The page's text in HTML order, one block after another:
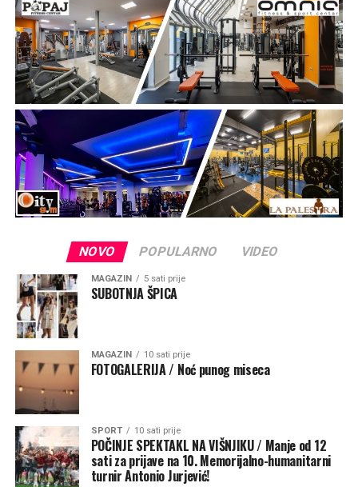
NOVO POPULARNO VIDEO
MAGAZIN 5 sati prije
SUBOTNJA ŠPICA
MAGAZIN 10 sati prije
FOTOGALERIJA / Noć punog miseca
SPORT 10 sati prije
POČINJE SPEKTAKL NA VIŠNJIKU / Manje od 12
sati za prijave na 10. Memorijalno-humanitarni
turnir Antonio Jurjević!